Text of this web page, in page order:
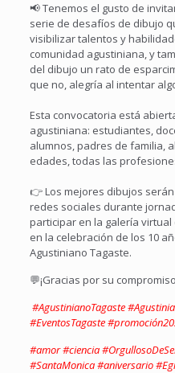
📢 Tenemos el gusto de
serie de desafíos de dibujo
visibilizar talentos y
comunidad agustiniana, y
del dibujo un rato de
que no, alegría al intentar
Esta convocatoria está
agustiniana: estudiantes,
alumnos, padres de familia,
edades, todas las
👉 Los mejores dibujos
redes sociales durante
participar en la galería
en la celebración de los 10
Agustiniano Tagaste.⁣
💬¡Gracias por su
#AgustinianoTagaste#
#EventosTagaste
#amor#ciencia
#SantaMonica#aniversario